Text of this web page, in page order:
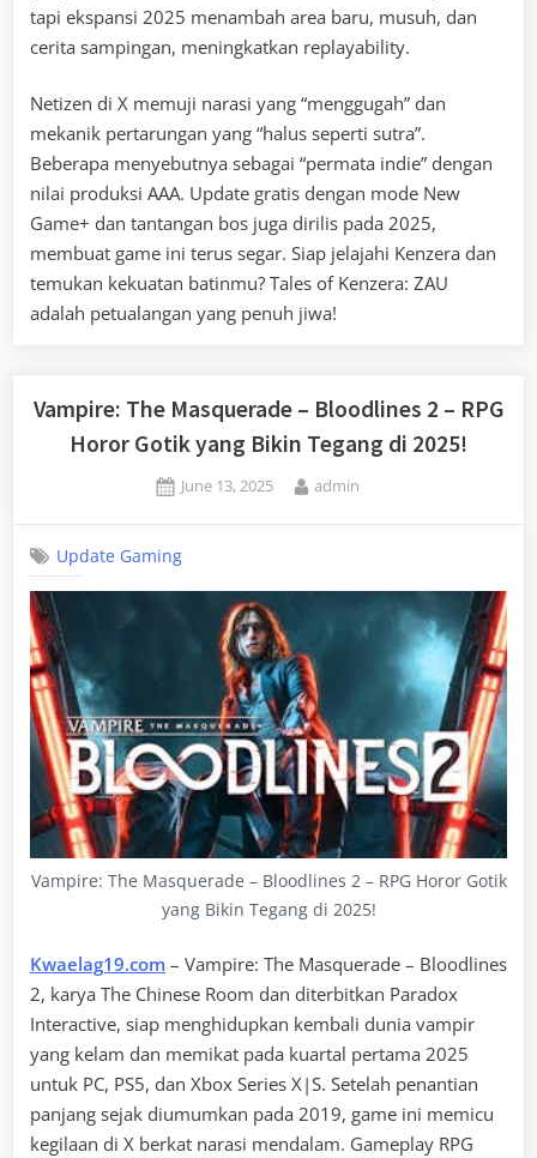
tapi ekspansi 2025 menambah area baru, musuh, dan
cerita sampingan, meningkatkan replayability.
Netizen di X memuji narasi yang “menggugah” dan
mekanik pertarungan yang “halus seperti sutra”.
Beberapa menyebutnya sebagai “permata indie” dengan
nilai produksi AAA. Update gratis dengan mode New
Game+ dan tantangan bos juga dirilis pada 2025,
membuat game ini terus segar. Siap jelajahi Kenzera dan
temukan kekuatan batinmu? Tales of Kenzera: ZAU
adalah petualangan yang penuh jiwa!
Vampire: The Masquerade – Bloodlines 2 – RPG
Horor Gotik yang Bikin Tegang di 2025!
Posted
June 13, 2025 By
admin
Update Gaming
Vampire: The Masquerade – Bloodlines 2 – RPG Horor Gotik
yang Bikin Tegang di 2025!
Kwaelag19.com – Vampire: The Masquerade – Bloodlines
2, karya The Chinese Room dan diterbitkan Paradox
Interactive, siap menghidupkan kembali dunia vampir
yang kelam dan memikat pada kuartal pertama 2025
untuk PC, PS5, dan Xbox Series X|S. Setelah penantian
panjang sejak diumumkan pada 2019, game ini memicu
kegilaan di X berkat narasi mendalam. Gameplay RPG